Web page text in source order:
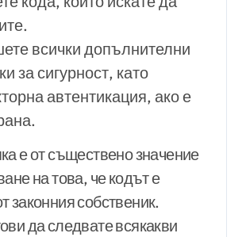
всички допълнителни
за сигурност, като
автентикация, ако е
е от съществено значение
на това, че кодът е
законния собственик.
да следвате всякакви